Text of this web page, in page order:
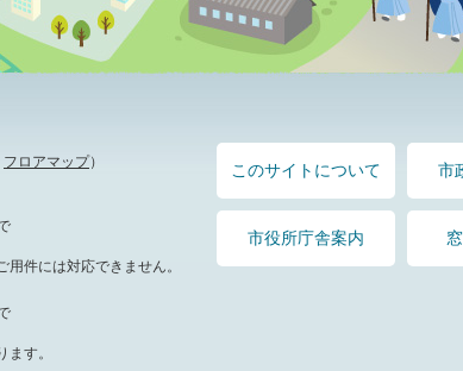
フロアマップ）
件には対応できません。
す。
このサイトについて 市
市役所庁舎案内